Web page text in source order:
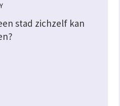
stad zichzelf kan